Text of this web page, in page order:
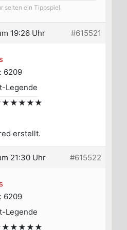
selten ein Tippspiel.
19:26 Uhr #615521
6209
Legende
erstellt.
21:30 Uhr #615522
6209
Legende